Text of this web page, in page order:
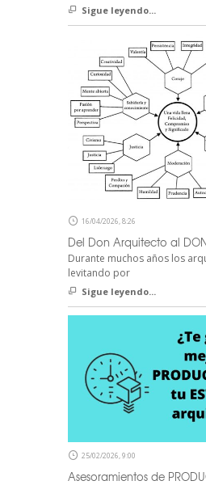
Sigue leyendo...
16/04/2026, 8:26
Del Don Arquitecto al
Durante muchos años los
levitando por
Sigue leyendo...
25/02/2026, 9:00
Asesoramientos de